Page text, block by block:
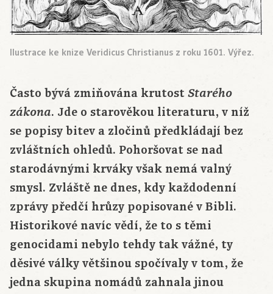
Ilustrace ke knize Veridicus Christianus z roku 1601. Výřez.
Často bývá zmiňována krutost Starého
zákona. Jde o starověkou literaturu, v níž
se popisy bitev a zločinů předkládají bez
zvláštních ohledů. Pohoršovat se nad
starodávnými krváky však nemá valný
smysl. Zvláště ne dnes, kdy každodenní
zprávy předčí hrůzy popisované v Bibli.
Historikové navíc vědí, že to s těmi
genocidami nebylo tehdy tak vážné, ty
děsivé války většinou spočívaly v tom, že
jedna skupina nomádů zahnala jinou